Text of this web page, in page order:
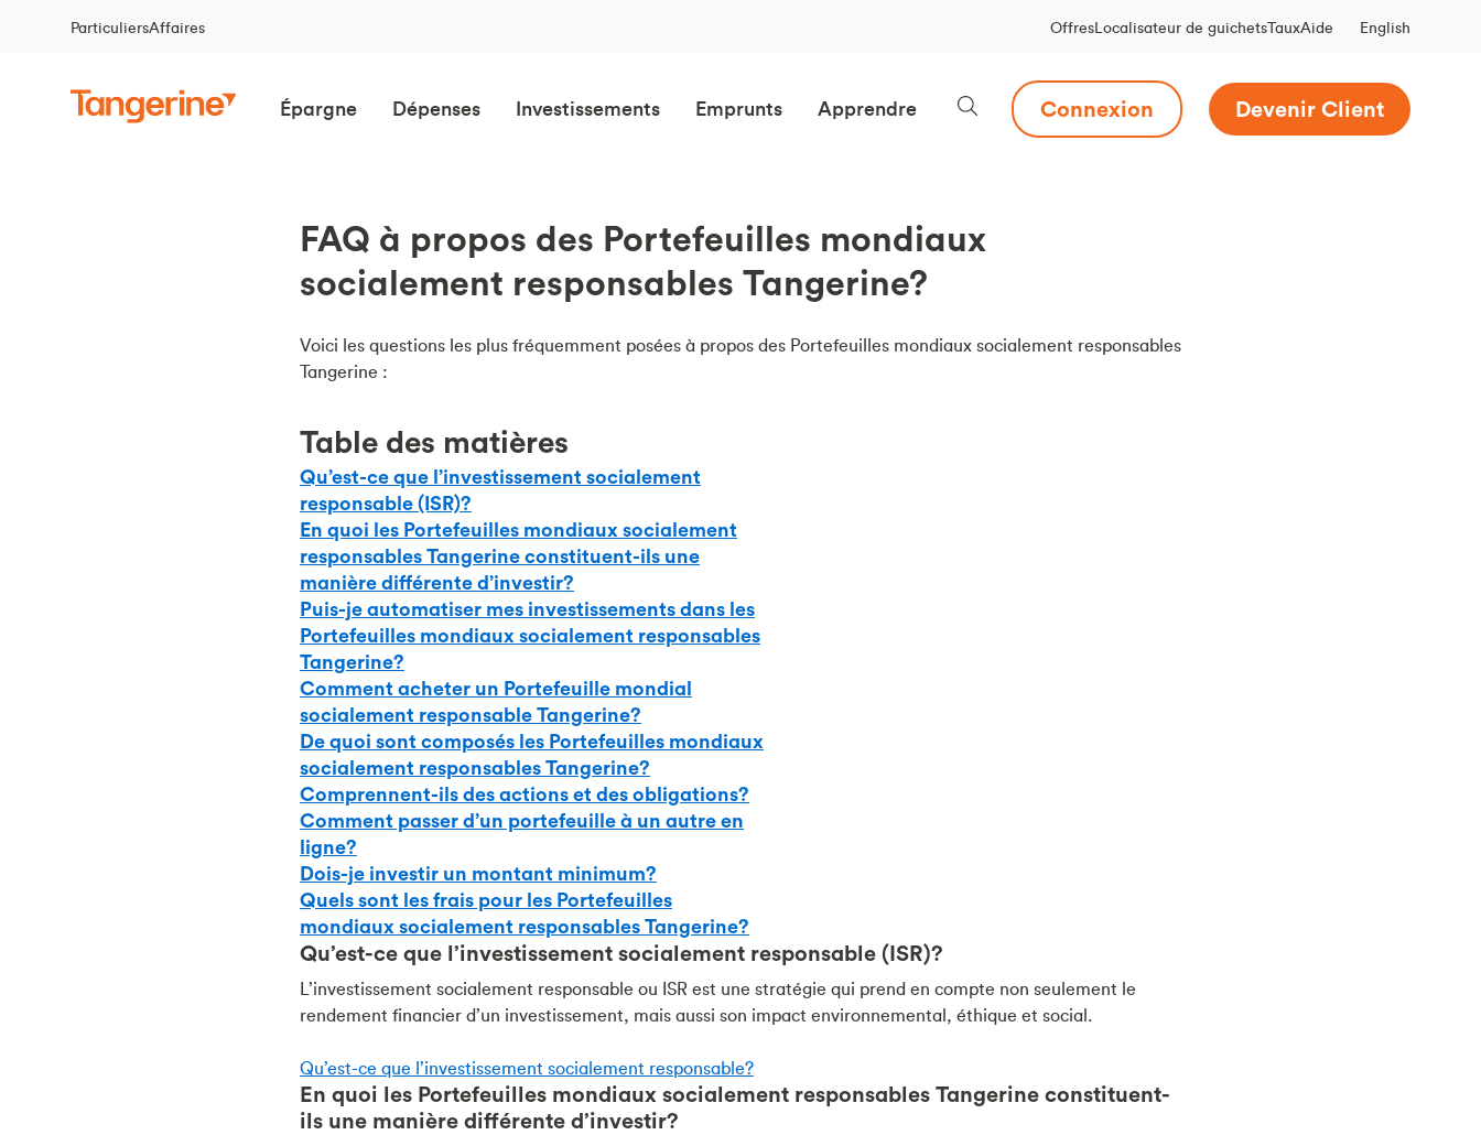
ParticuliersAffaires OffresLocalisateur de guichetsTauxAide English
Épargne Dépenses Investissements Emprunts Apprendre Connexion Devenir Client
FAQ à propos des Portefeuilles mondiaux
socialement responsables Tangerine?
Voici les questions les plus fréquemment posées à propos des Portefeuilles mondiaux socialement responsables
Tangerine :
Table des matières
Qu’est-ce que l’investissement socialement
responsable (ISR)?
En quoi les Portefeuilles mondiaux socialement
responsables Tangerine constituent-ils une
manière différente d’investir?
Puis-je automatiser mes investissements dans les
Portefeuilles mondiaux socialement responsables
Tangerine?
Comment acheter un Portefeuille mondial
socialement responsable Tangerine?
De quoi sont composés les Portefeuilles mondiaux
socialement responsables Tangerine?
Comprennent-ils des actions et des obligations?
Comment passer d’un portefeuille à un autre en
ligne?
Dois-je investir un montant minimum?
Quels sont les frais pour les Portefeuilles
mondiaux socialement responsables Tangerine?
Qu’est-ce que l’investissement socialement responsable (ISR)?
L’investissement socialement responsable ou ISR est une stratégie qui prend en compte non seulement le
rendement financier d’un investissement, mais aussi son impact environnemental, éthique et social.
Qu’est-ce que l’investissement socialement responsable?
En quoi les Portefeuilles mondiaux socialement responsables Tangerine constituent-
ils une manière différente d’investir?